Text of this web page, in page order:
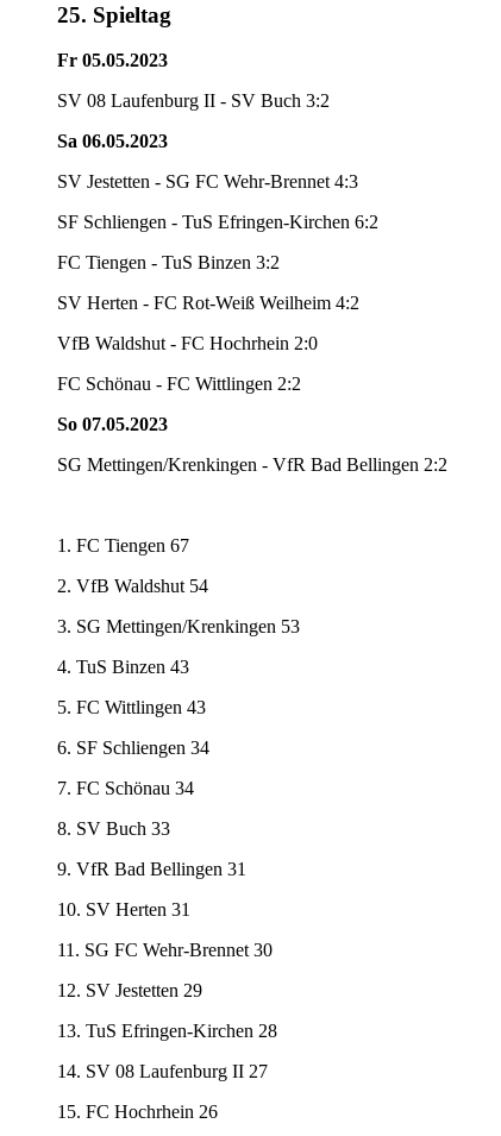
25. Spieltag
Fr 05.05.2023
SV 08 Laufenburg II - SV Buch 3:2
Sa 06.05.2023
SV Jestetten - SG FC Wehr-Brennet 4:3
SF Schliengen - TuS Efringen-Kirchen 6:2
FC Tiengen - TuS Binzen 3:2
SV Herten - FC Rot-Weiß Weilheim 4:2
VfB Waldshut - FC Hochrhein 2:0
FC Schönau - FC Wittlingen 2:2
So 07.05.2023
SG Mettingen/Krenkingen - VfR Bad Bellingen 2:2
1. FC Tiengen 67
2. VfB Waldshut 54
3. SG Mettingen/Krenkingen 53
4. TuS Binzen 43
5. FC Wittlingen 43
6. SF Schliengen 34
7. FC Schönau 34
8. SV Buch 33
9. VfR Bad Bellingen 31
10. SV Herten 31
11. SG FC Wehr-Brennet 30
12. SV Jestetten 29
13. TuS Efringen-Kirchen 28
14. SV 08 Laufenburg II 27
15. FC Hochrhein 26